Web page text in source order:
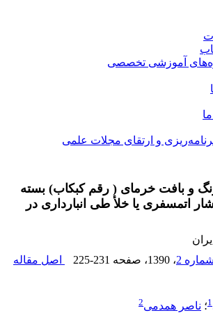
آموزشی تخصصی
و ارتقای مجلات علمی
و بافت خرمای ( رقم کبکاب) بسته
اتمسفری یا خلأ طی انبارداری در
، 1390 ، صفحه 225-231
اصل مقاله
1؛ ناصر همدمی2